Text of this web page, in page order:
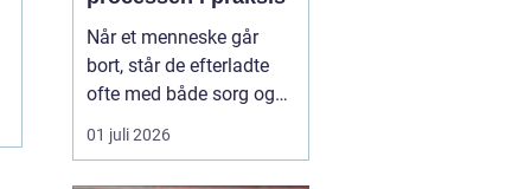
Når et menneske går
bort, står de efterladte
ofte med både sorg og
en lang række praktiske
opgaver. En af de mest
01 juli 2026